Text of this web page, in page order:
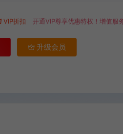
VIP折扣 开通VIP尊享优惠特权！增值服
升级会员